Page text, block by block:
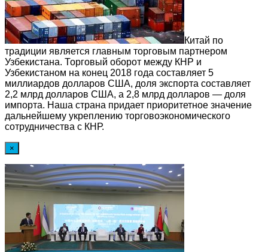
Китай по
традиции является главным торговым партнером
Узбекистана. Торговый оборот между КНР и
Узбекистаном на конец 2018 года составляет 5
миллиардов долларов США, доля экспорта составляет
2,2 млрд долларов США, а 2,8 млрд долларов — доля
импорта. Наша страна придает приоритетное значение
дальнейшему укреплению торговоэкономического
сотрудничества с КНР.
×